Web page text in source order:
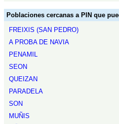
Poblaciones cercanas a PIN que
FREIXIS (SAN PEDRO)
A PROBA DE NAVIA
PENAMIL
SEON
QUEIZAN
PARADELA
SON
MUÑIS